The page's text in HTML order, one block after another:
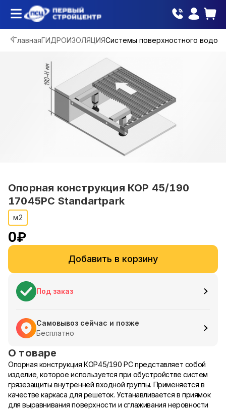
ГлавнаяГИДРОИЗОЛЯЦИЯСистемы поверхностного
Опорная конструкция КОР 45/190
17045РС Standartpark
м2
0₽
Добавить в корзину
Под заказ
Самовывоз сейчас и позже
Бесплатно
О товаре
Опорная конструкция КОР45/190 РС представляет собой
изделие, которое используется при обустройстве систем
грязезащиты внутренней входной группы. Применяется в
качестве каркаса для решеток. Устанавливается в приямок
для выравнивания поверхности и сглаживания неровности